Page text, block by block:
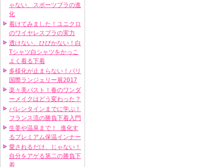
ゃない、スポーツブラの進
化
着けてみました！ユニクロ
のワイヤレスブラの実力
透けない、ひびかない！白
Tシャツ白シャツをかっこ
よく着る下着
多様化が止まらない！パリ
国際ランジェリー展2017
楽々美バスト！春のワンダ
ーメイクはどう変わった？
バレンタインまでに学ぶ！
フランス流の勝負下着入門
生姜や温泉まで！ 進化す
るプレミアム保温インナー
愛されるだけ、じゃない！
自分をアゲる第二の勝負下
着